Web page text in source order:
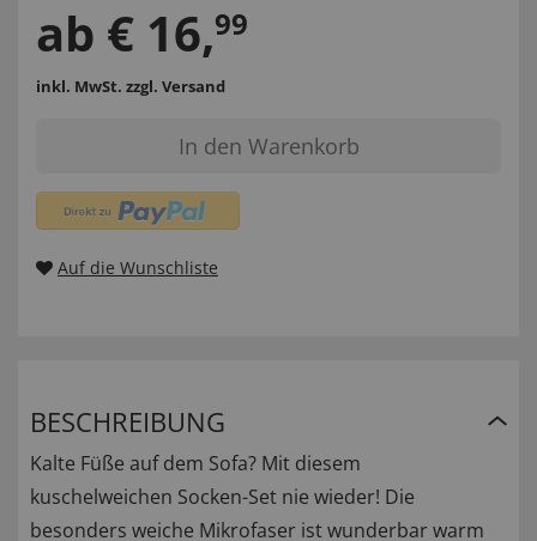
ab € 16,99
inkl. MwSt. zzgl. Versand
In den Warenkorb
Auf die Wunschliste
BESCHREIBUNG
Kalte Füße auf dem Sofa? Mit diesem
kuschelweichen Socken-Set nie wieder! Die
besonders weiche Mikrofaser ist wunderbar warm